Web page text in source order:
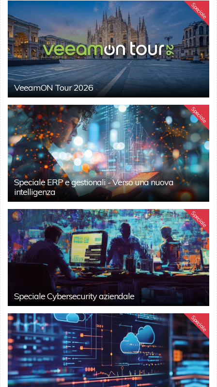
Speciale
VeeamON Tour 2026
Speciale
Speciale ERP e gestionali - Verso una nuova
intelligenza
Speciale
Speciale Cybersecurity aziendale
Speciale